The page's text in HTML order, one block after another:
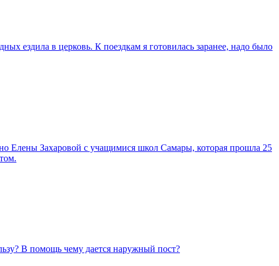
ездила в церковь. К поездкам я готовилась заранее, надо было
Елены Захаровой с учащимися школ Самары, которая прошла 25
В помощь чему дается наружный пост?